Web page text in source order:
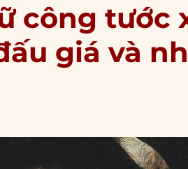
công tước
giá và